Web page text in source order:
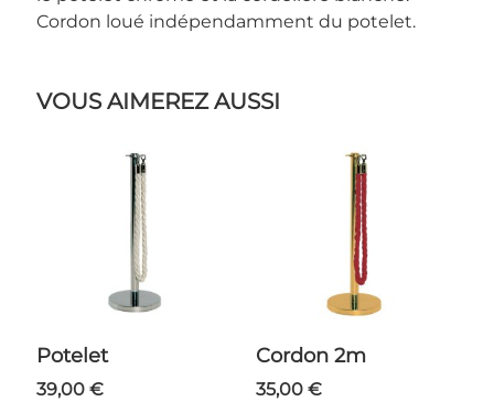
Cordon loué indépendamment du potelet.
VOUS AIMEREZ AUSSI
Potelet
39,00 €
Cordon 2m
35,00 €